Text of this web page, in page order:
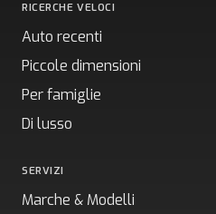
RICERCHE VELOCI
Auto recenti
Piccole dimensioni
Per famiglie
Di lusso
SERVIZI
Marche & Modelli